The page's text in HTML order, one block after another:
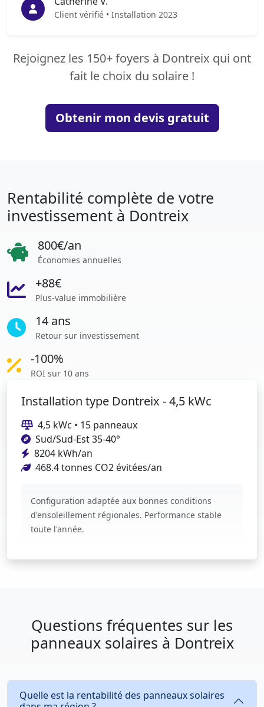
Client vérifié • Installation 2023
Rejoignez les 150+ foyers à Dontreix qui ont
fait le choix du solaire !
Obtenir mon devis gratuit
Rentabilité complète de votre
investissement à Dontreix
800€/an
Économies annuelles
+88€
Plus-value immobilière
14 ans
Retour sur investissement
-100%
ROI sur 10 ans
Installation type Dontreix - 4,5 kWc
4,5 kWc • 15 panneaux
Sud/Sud-Est 35-40°
8204 kWh/an
468.4 tonnes CO2 évitées/an
Configuration adaptée aux bonnes conditions
d'ensoleillement régionales. Performance stable
toute l'année.
Questions fréquentes sur les
panneaux solaires à Dontreix
Quelle est la rentabilité des panneaux solaires